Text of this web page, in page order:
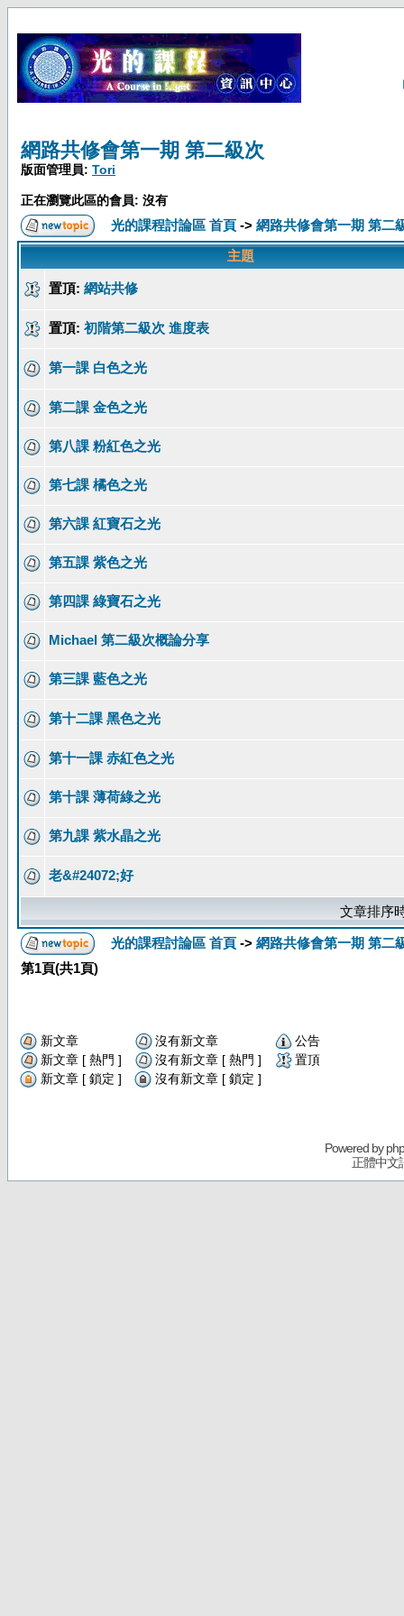
網路共修會第一期 第二級次
版面管理員: Tori
正在瀏覽此區的會員: 沒有
光的課程討論區 首頁 -> 網路共修會第一期 第二
主題
置頂: 網站共修
置頂: 初階第二級次 進度表
第一課 白色之光
第二課 金色之光
第八課 粉紅色之光
第七課 橘色之光
第六課 紅寶石之光
第五課 紫色之光
第四課 綠寶石之光
Michael 第二級次概論分享
第三課 藍色之光
第十二課 黑色之光
第十一課 赤紅色之光
第十課 薄荷綠之光
第九課 紫水晶之光
老&#24072;好
文章排序
光的課程討論區 首頁 -> 網路共修會第一期 第二
第1頁(共1頁)
新文章 沒有新文章
公告
新文章 [ 熱門 ]
沒有新文章 [ 熱門 ]
置頂
新文章 [ 鎖定 ]
沒有新文章 [ 鎖定 ]
Powered by
正體中文